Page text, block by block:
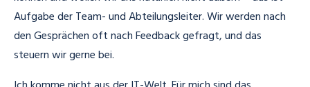
Aufgabe der Team- und Abteilungsleiter. Wir werden nach
den Gesprächen oft nach Feedback gefragt, und das
steuern wir gerne bei.